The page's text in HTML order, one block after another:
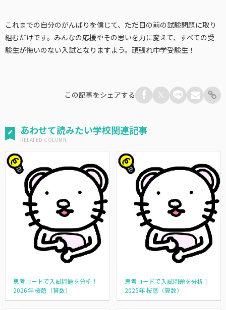
これまでの自分のがんばりを信じて、ただ目の前の試験問題に取り
組むだけです。みんなの応援やその思いを力に変えて、すべての受
験生が悔いのない入試となりますよう。頑張れ中学受験生！
この記事をシェアする
あわせて読みたい学校関連記事
思考コードで入試問題を分析！
2026年 桜蔭（算数）
思考コードで入試問題を分析！
2025年 桜蔭（算数）